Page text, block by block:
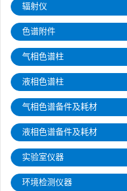
辐射仪
色谱附件
气相色谱柱
液相色谱柱
气相色谱备件及耗材
液相色谱备件及耗材
实验室仪器
环境检测仪器